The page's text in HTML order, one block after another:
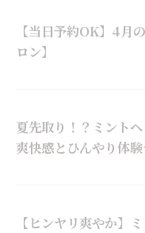
【当日予約OK】4月
ロン】
夏先取り！？ミント
爽快感とひんやり体
【ヒンヤリ爽やか】